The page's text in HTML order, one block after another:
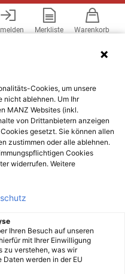
Merkliste Warenkorb
Cookies, um unsere
nicht ablehnen. Um Ihr
MANZ Websites (inkl.
von Drittanbietern anzeigen
gesetzt. Sie können allen
zustimmen oder alle ablehnen.
Cookies
widerrufen. Weitere
Ihren Besuch auf unseren
mit Ihrer Einwilligung
zu verstehen, was wir
Daten werden in der EU